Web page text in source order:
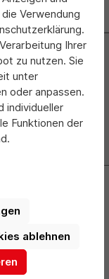
regelmäßig
stets als Erster
informiert.
Verwendung
Ihrer
zu nutzen. Sie
unter
oder anpassen.
individueller
Funktionen der
ablehnen